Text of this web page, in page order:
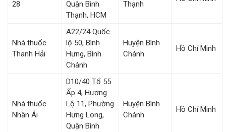
28
Quận Bình
Thạnh, HCM
Thạnh
Nhà thuốc
Thanh Hải
A22/24 Quốc
lộ 50, Bình
Hưng, Bình
Chánh
Huyện Bình
Chánh
Hồ Chí Minh
Nhà thuốc
Nhân Ái
D10/40 Tổ 55
Ấp 4, Hương
Lộ 11, Phường
Hưng Long,
Quận Bình
Huyện Bình
Chánh
Hồ Chí Minh